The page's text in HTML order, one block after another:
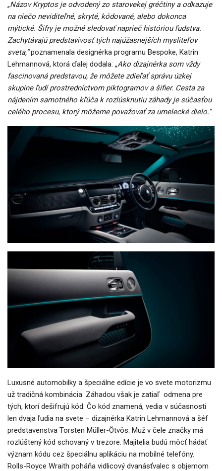
„Názov Kryptos je odvodený zo starovekej gréčtiny a odkazuje
na niečo neviditeľné, skryté, kódované, alebo dokonca
mýtické. Šifry je možné sledovať naprieč históriou ľudstva.
Zachytávajú predstavivosť tých najúžasnejších mysliteľov
sveta,“poznamenala designérka programu Bespoke, Katrin
Lehmannová, ktorá ďalej dodala: „Ako dizajnérka som vždy
fascinovaná predstavou, že môžete zdieľať správu úzkej
skupine ľudí prostredníctvom piktogramov a šifier. Cesta za
nájdením samotného kľúča k rozlúsknutiu záhady je súčasťou
celého procesu, ktorý môžeme považovať za umelecké dielo.“
Luxusné automobilky a špeciálne edície je vo svete motorizmu
už tradičná kombinácia. Záhadou však je zatiaľ odmena pre
tých, ktorí dešifrujú kód. Čo kód znamená, vedia v súčasnosti
len dvaja ľudia na svete – dizajnérka Katrin Lehmannová a šéf
predstavenstva Torsten Müller-Ötvös. Muž v čele značky má
rozlúštený kód schovaný v trezore. Majitelia budú môcť hádať
význam kódu cez špeciálnu aplikáciu na mobilné telefóny.
Rolls-Royce Wraith poháňa vidlicový dvanásťvalec s objemom